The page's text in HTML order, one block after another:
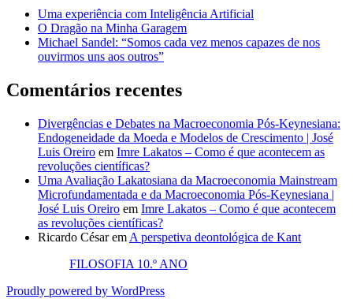
Uma experiência com Inteligência Artificial
O Dragão na Minha Garagem
Michael Sandel: “Somos cada vez menos capazes de nos
ouvirmos uns aos outros”
Comentários recentes
Divergências e Debates na Macroeconomia Pós-Keynesiana:
Endogeneidade da Moeda e Modelos de Crescimento | José
Luis Oreiro em Imre Lakatos – Como é que acontecem as
revoluções científicas?
Uma Avaliação Lakatosiana da Macroeconomia Mainstream
Microfundamentada e da Macroeconomia Pós-Keynesiana |
José Luis Oreiro em Imre Lakatos – Como é que acontecem
as revoluções científicas?
Ricardo Césarem A perspetiva deontológica de Kant
FILOSOFIA 10.º ANO
Proudly powered by WordPress